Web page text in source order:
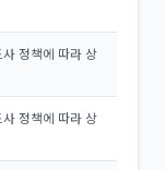
사 정책에 따라 상
사 정책에 따라 상